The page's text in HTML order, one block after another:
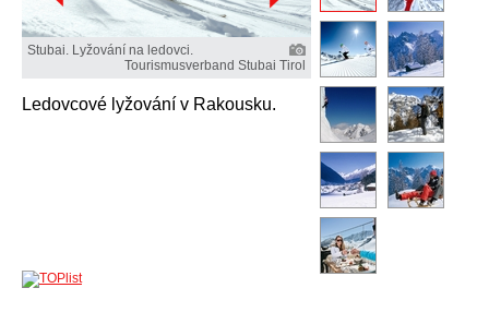
Stubai. Lyžování na ledovci.
Tourismusverband Stubai Tirol
Ledovcové lyžování v Rakousku.